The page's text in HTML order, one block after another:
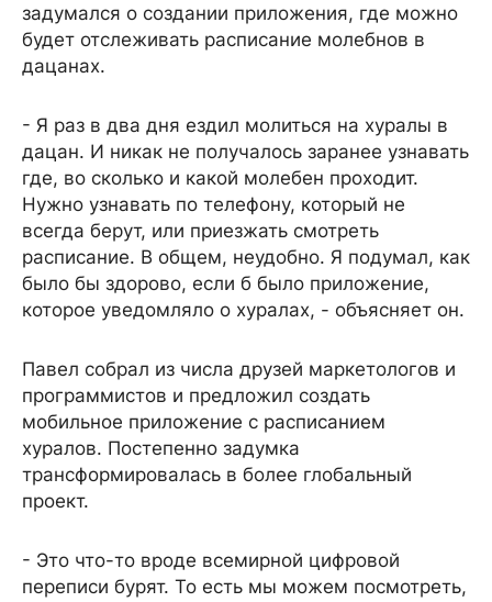
задумался о создании приложения, где можно
будет отслеживать расписание молебнов в
дацанах.
- Я раз в два дня ездил молиться на хуралы в
дацан. И никак не получалось заранее узнавать
где, во сколько и какой молебен проходит.
Нужно узнавать по телефону, который не
всегда берут, или приезжать смотреть
расписание. В общем, неудобно. Я подумал, как
было бы здорово, если б было приложение,
которое уведомляло о хуралах, - объясняет он.
Павел собрал из числа друзей маркетологов и
программистов и предложил создать
мобильное приложение с расписанием
хуралов. Постепенно задумка
трансформировалась в более глобальный
проект.
- Это что-то вроде всемирной цифровой
переписи бурят. То есть мы можем посмотреть,